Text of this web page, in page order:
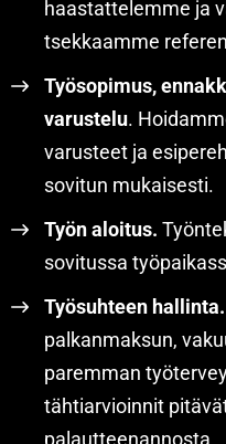
haastattelemme ja
tsekkaamme
Työsopimus,
varustelu.
varusteet ja
sovitun mukaisesti.
Työn aloitus.
sovitussa
Työsuhteen hallinta.
palkanmaksun,
paremman
tähtiarvioinnit
palautteenannosta.